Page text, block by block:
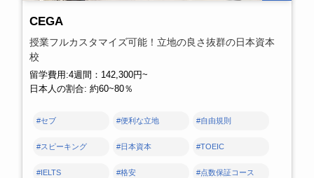
CEGA
授業フルカスタマイズ可能！立地の良さ抜群の日本資本
校
留学費用:4週間：142,300円~
日本人の割合: 約60~80％
#セブ #便利な立地 #自由規則
#スピーキング #日本資本 #TOEIC
#IELTS #格安 #点数保証コース